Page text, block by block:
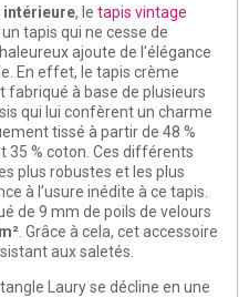
, le tapis vintage
tapis qui ne cesse de
ajoute de l’élégance
En effet, le tapis crème
fabriqué à base de plusieurs
qui lui confèrent un charme
tissé à partir de 48 %
35 % coton. Ces différents
plus robustes et les plus
à l’usure inédite à ce tapis.
de 9 mm de poils de velours
. Grâce à cela, cet accessoire
aux saletés.
Laury se décline en une